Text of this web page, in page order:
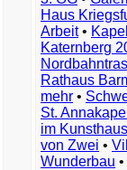
Haus
Arbeit•
Katernberg
Rathaus
mehr •
St.
im
von Zwei •
Wunderbau •